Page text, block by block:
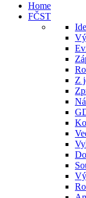
Home
FČST
Z